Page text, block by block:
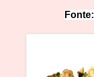
Fonte: